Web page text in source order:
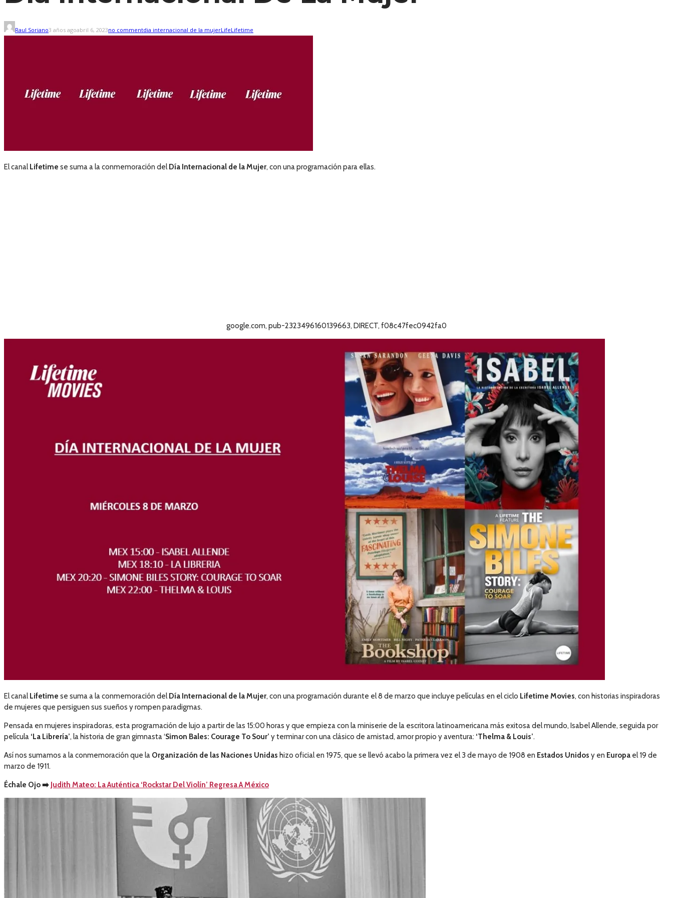
Raul Soriano3 años agoabril 6, 2023no commentdia internacional de la mujerLifeLifetime
El canalLifetime se suma a la conmemoración del Día Internacional de la Mujer, con una programación para ellas.
google.com, pub-2323496160139663, DIRECT, f08c47fec0942fa0
El canal Lifetime se suma a la conmemoración del Día Internacional de la Mujer, con una programación durante el 8 de marzo que incluye películas en el ciclo Lifetime Movies, con historias inspiradoras
de mujeres que persiguen sus sueños y rompen paradigmas.
Pensada en mujeres inspiradoras, esta programación de lujo a partir de las 15:00 horas y que empieza con la miniserie de la escritora latinoamericana más exitosa del mundo, Isabel Allende, seguida por
película ‘La Librería’, la historia de gran gimnasta ‘Simon Bales: Courage To Sour’ y terminar con una clásico de amistad, amor propio y aventura: ‘Thelma & Louis’.
Así nos sumamos a la conmemoración que la Organización de las Naciones Unidas hizo oficial en 1975, que se llevó acabo la primera vez el 3 de mayo de 1908 en Estados Unidos y en Europa el 19 de
marzo de 1911.
Échale Ojo➡️ Judith Mateo: La Auténtica ‘Rockstar Del Violín’ Regresa A México